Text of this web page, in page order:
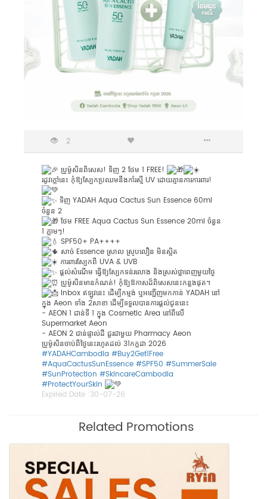
2
ប្រូម៉ូសិនពិសេស! ទិញ 2 ថែម 1 FREE!
រដូវក្តៅនេះ កុំឱ្យស្បែកប្រឈមនឹងកាំរស្មី UV ដោយគ្មានការការពារ!
ទិញ YADAH Aqua Cactus Sun Essence 60ml
ចំនួន 2
ថែម FREE Aqua Cactus Sun Essence 20ml ចំនួន
1 ភ្លាមៗ!
SPF50+ PA++++
សាច់ Essence ស្រាល ស្រូបលឿន មិនស្អិត
ការពារស្បែកពី UVA & UVB
ផ្តល់សំណើម ធ្វើឱ្យស្បែកទន់រលោង និងស្រស់ថ្លាពេញមួយថ្ងៃ
ប្រូម៉ូសិនមានកំណត់! កុំឱ្យឱកាសដ៏ពិសេសនេះកន្លងផុត។
Inbox ឥឡូវនេះ ដើម្បីកម្មង់ ឬអញ្ជើញមកកាន់ YADAH នៅ
ក្នុង​ Aeon ទាំង​ 2សាខា ដើម្បីទទួលបានការផ្តល់ជូននេះ
- AEON 1 ជាន់ទី​ 1 ក្នុង Cosmetic Area​ នៅពីលេី​
Supermarket Aeon
- AEON 2 ជាន់ផ្ទាល់ដី​ ជួរជាមួយ Pharmacy Aeon​
ប្រូម៉ូសិន​ចាប់ពីថ្ងៃនេះរហូតដល់​ 31កក្កដា​ 2026
#YADAHCambodia #Buy2Get1Free
#AquaCactusSunEssence #SPF50 #SummerSale
#SunProtection #SkincareCambodia
#ProtectYourSkin
Expired Date :30-07-26
Related Promotions